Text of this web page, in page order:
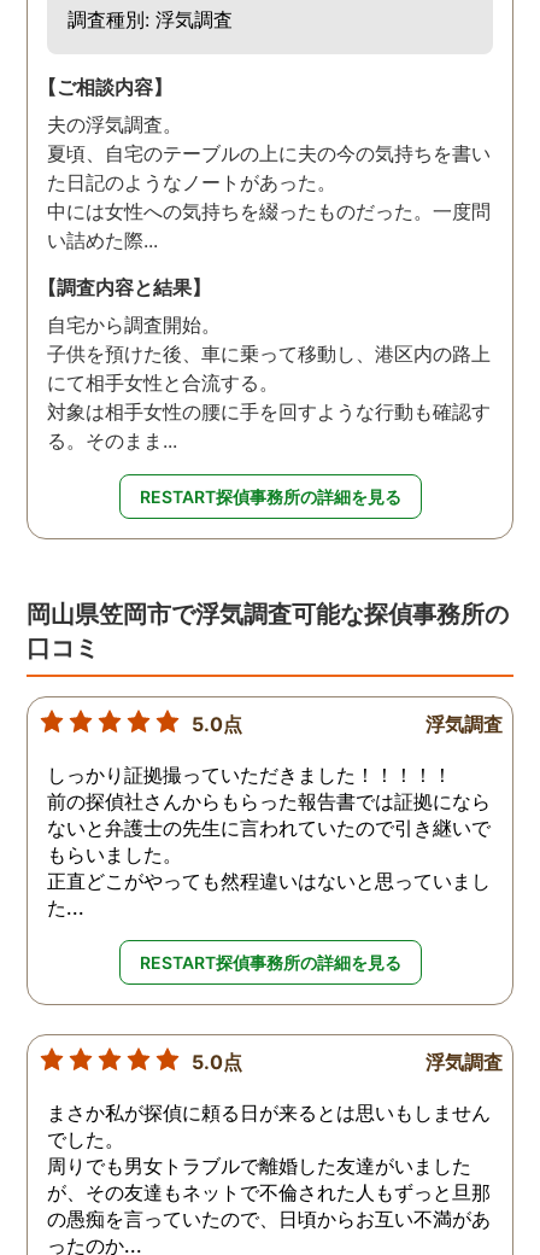
調査種別: 浮気調査
【ご相談内容】
夫の浮気調査。
夏頃、自宅のテーブルの上に夫の今の気持ちを書い
た日記のようなノートがあった。
中には女性への気持ちを綴ったものだった。一度問
い詰めた際...
【調査内容と結果】
自宅から調査開始。
子供を預けた後、車に乗って移動し、港区内の路上
にて相手女性と合流する。
対象は相手女性の腰に手を回すような行動も確認す
る。そのまま...
RESTART探偵事務所の詳細を見る
岡山県笠岡市で浮気調査可能な探偵事務所の
口コミ
5.0点 浮気調査
しっかり証拠撮っていただきました！！！！！
前の探偵社さんからもらった報告書では証拠になら
ないと弁護士の先生に言われていたので引き継いで
もらいました。
正直どこがやっても然程違いはないと思っていまし
た...
RESTART探偵事務所の詳細を見る
5.0点 浮気調査
まさか私が探偵に頼る日が来るとは思いもしません
でした。
周りでも男女トラブルで離婚した友達がいました
が、その友達もネットで不倫された人もずっと旦那
の愚痴を言っていたので、日頃からお互い不満があ
ったのか...